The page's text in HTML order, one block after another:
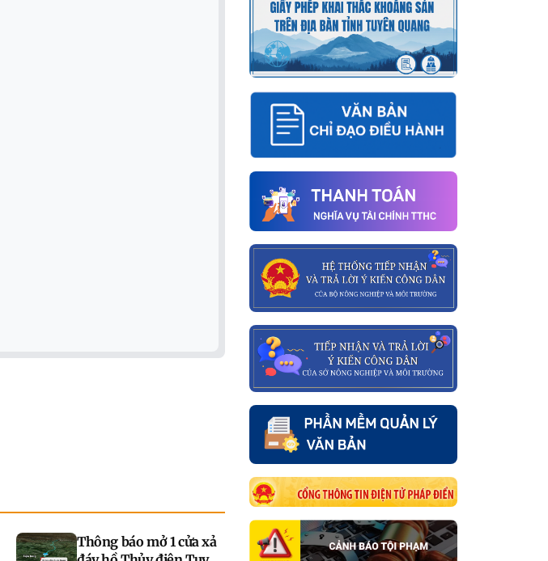
Thông báo mở 1 cửa xả